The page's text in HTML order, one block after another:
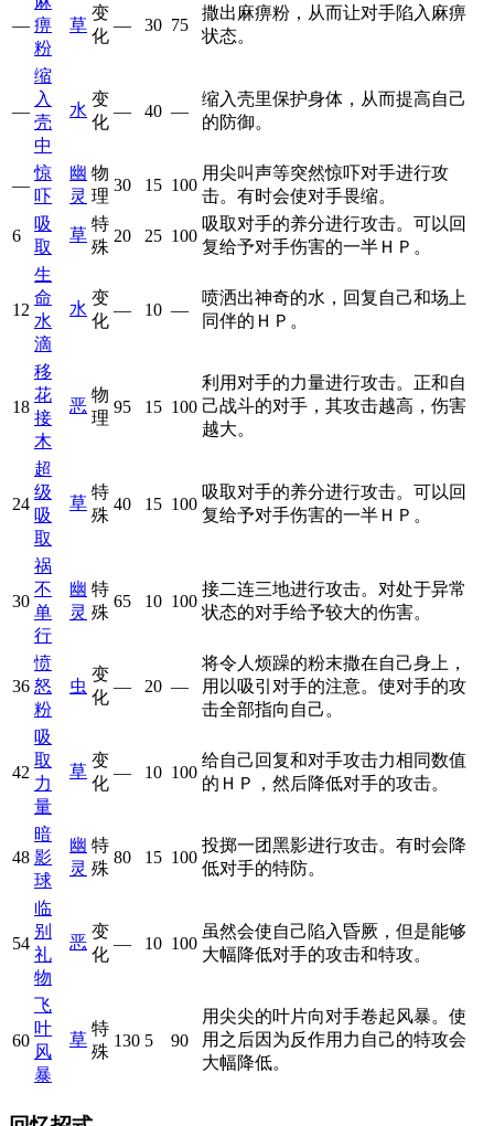
— 痹
粉
草
变
化
— 30 75
撒出麻痹粉，从而让对手陷入麻痹
状态。
—
缩
入
壳
中
水
变
化
— 40 —
缩入壳里保护身体，从而提高自己
的防御。
—
惊
吓
幽
灵
物
理
30 15 100
用尖叫声等突然惊吓对手进行攻
击。有时会使对手畏缩。
6
吸
取
草
特
殊
20 25 100
吸取对手的养分进行攻击。可以回
复给予对手伤害的一半ＨＰ。
12
生
命
水
滴
水
变
化
— 10 —
喷洒出神奇的水，回复自己和场上
同伴的ＨＰ。
18
移
花
接
木
恶
物
理
95 15 100
利用对手的力量进行攻击。正和自
己战斗的对手，其攻击越高，伤害
越大。
24
超
级
吸
取
草
特
殊
40 15 100
吸取对手的养分进行攻击。可以回
复给予对手伤害的一半ＨＰ。
30
祸
不
单
行
幽
灵
特
殊
65 10 100
接二连三地进行攻击。对处于异常
状态的对手给予较大的伤害。
36
愤
怒
粉
虫
变
化
— 20 —
将令人烦躁的粉末撒在自己身上，
用以吸引对手的注意。使对手的攻
击全部指向自己。
42
吸
取
力
量
草
变
化
— 10 100
给自己回复和对手攻击力相同数值
的ＨＰ，然后降低对手的攻击。
48
暗
影
球
幽
灵
特
殊
80 15 100
投掷一团黑影进行攻击。有时会降
低对手的特防。
54
临
别
礼
物
恶
变
化
— 10 100
虽然会使自己陷入昏厥，但是能够
大幅降低对手的攻击和特攻。
60
飞
叶
风
暴
草
特
殊
130 5 90
用尖尖的叶片向对手卷起风暴。使
用之后因为反作用力自己的特攻会
大幅降低。